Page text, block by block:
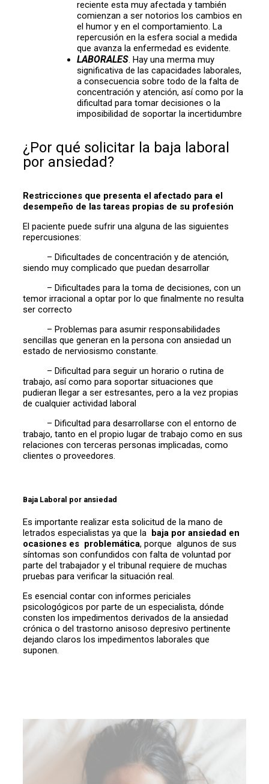
reciente esta muy afectada y también
comienzan a ser notorios los cambios en
el humor y en el comportamiento. La
repercusión en la esfera social a medida
que avanza la enfermedad es evidente.
LABORALES. Hay una merma muy
significativa de las capacidades laborales,
a consecuencia sobre todo de la falta de
concentración y atención, así como por la
dificultad para tomar decisiones o la
imposibilidad de soportar la incertidumbre
¿Por qué solicitar la baja laboral
por ansiedad?
Restricciones que presenta el afectado para el
desempeño de las tareas propias de su profesión
El paciente puede sufrir una alguna de las siguientes
repercusiones:
– Dificultades de concentración y de atención,
siendo muy complicado que puedan desarrollar
– Dificultades para la toma de decisiones, con un
temor irracional a optar por lo que finalmente no resulta
ser correcto
– Problemas para asumir responsabilidades
sencillas que generan en la persona con ansiedad un
estado de nerviosismo constante.
– Dificultad para seguir un horario o rutina de
trabajo, así como para soportar situaciones que
pudieran llegar a ser estresantes, pero a la vez propias
de cualquier actividad laboral
– Dificultad para desarrollarse con el entorno de
trabajo, tanto en el propio lugar de trabajo como en sus
relaciones con terceras personas implicadas, como
clientes o proveedores.
Baja Laboral por ansiedad
Es importante realizar esta solicitud de la mano de
letrados especialistas ya que la baja por ansiedad en
ocasiones es problemática, porque algunos de sus
síntomas son confundidos con falta de voluntad por
parte del trabajador y el tribunal requiere de muchas
pruebas para verificar la situación real.
Es esencial contar con informes periciales
psicologógicos por parte de un especialista, dónde
consten los impedimentos derivados de la ansiedad
crónica o del trastorno anisoso depresivo pertinente
dejando claros los impedimentos laborales que
suponen.